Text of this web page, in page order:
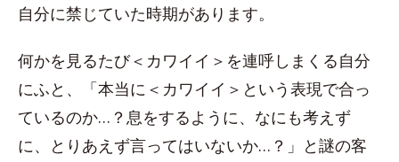
自分に禁じていた時期があります。
何かを見るたび＜カワイイ＞を連呼しまくる自分
にふと、「本当に＜カワイイ＞という表現で合っ
ているのか…？息をするように、なにも考えず
に、とりあえず言ってはいないか…？」と謎の客